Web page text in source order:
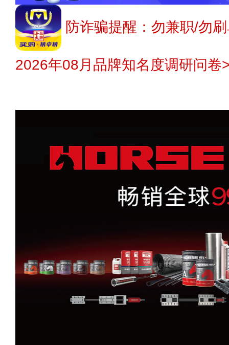
防诈骗提醒：勿兼职/勿
2026年08月品牌知名度调研问卷